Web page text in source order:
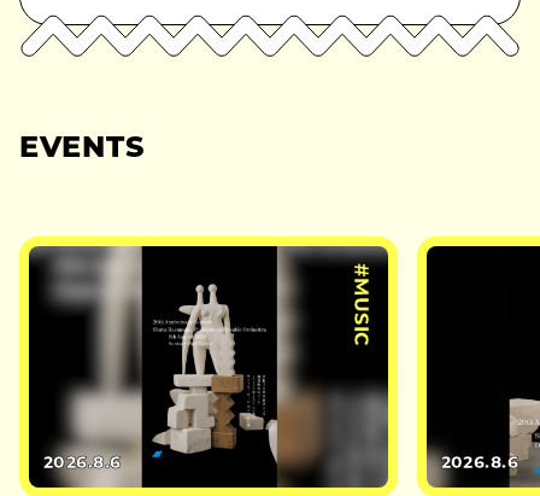
EVENTS
#MUSIC
2026.8.6 2026.8.6